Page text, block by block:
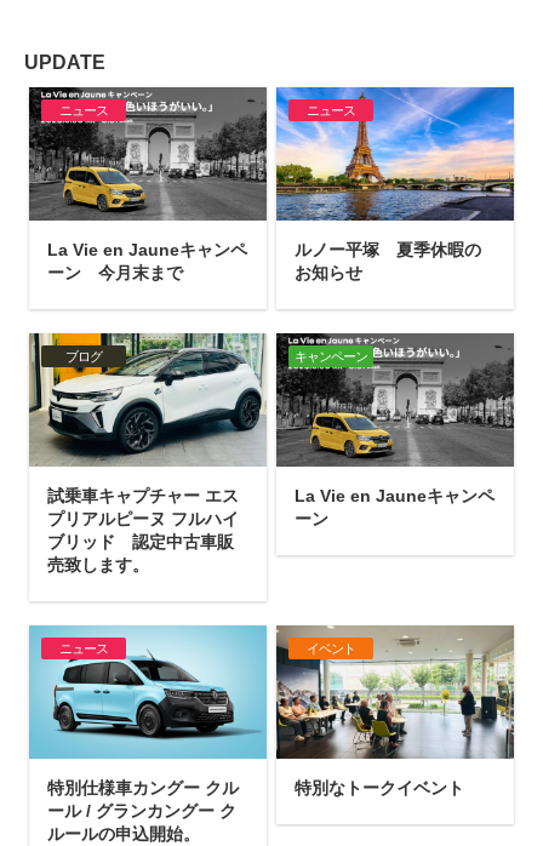
UPDATE
ニュース
La Vie en Jauneキャンペ
ーン 今月末まで
ニュース
ルノー平塚 夏季休暇の
お知らせ
ブログ
試乗車キャプチャー エス
プリアルピーヌ フルハイ
ブリッド 認定中古車販
売致します。
キャンペーン
La Vie en Jauneキャンペ
ーン
ニュース
特別仕様車カングー クル
ール / グランカングー ク
ルールの申込開始。
イベント
特別なトークイベント